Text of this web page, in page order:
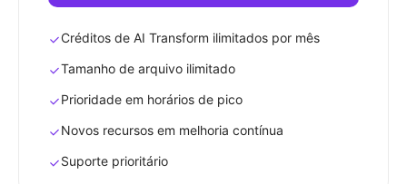
Créditos de AI Transform ilimitados por mês
Tamanho de arquivo ilimitado
Prioridade em horários de pico
Novos recursos em melhoria contínua
Suporte prioritário